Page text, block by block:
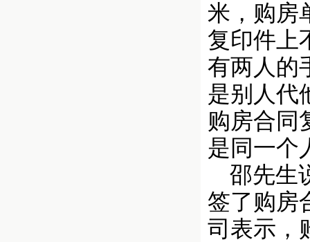
米，购房
复印件上
有两人的
是别人代
购房合同
是同一个
邵先生
签了购房
司表示，